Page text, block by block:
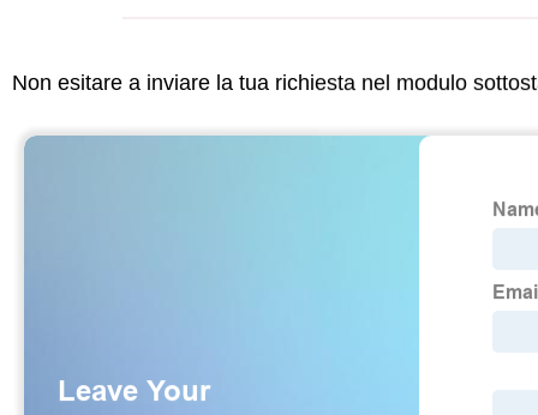
Non esitare a inviare la tua richiesta nel modulo